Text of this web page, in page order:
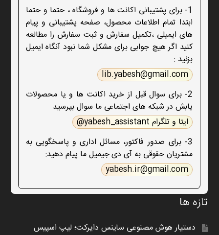
1- برای پشتیبانی اکانت ها و فروشگاه ، حتما و حتما
ابتدا تمام اطلاعات محصول، صفحه پشتیبانی و پیام
های ایمیلی ،تکمیل سفارش و ثبت سفارش را مطالعه
کنید اگر هیچ جوابی برای مشکل شما نبود آنگاه ایمیل
بزنید :
lib.yabesh@gmail.com
2- برای سوال قبل از خرید اکانت ها و یا محصولات
یابش در شبکه های اجتماعی ما سوال بپرسید
ایتا و تلگرام yabesh_assistant@
3- برای صدور فاکتور، مسائل اداری و پاسخگویی به
مشتریان حقوقی به آی دی جیمیل ما پیام دهید:
yabesh.ir@gmail.com
تازه ها
دستیار هوش مصنوعی ساینس دایرکت؛ لیپ اسپیس